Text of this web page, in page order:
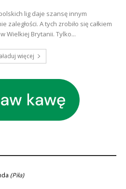
lig daje szansę innym
zaległości. A tych zrobiło się całkiem
Wielkiej Brytanii. Tylko...
więcej
(Piła)